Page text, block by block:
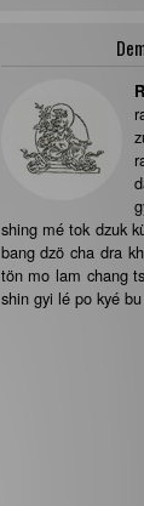
shing mé tok dzuk
bang dzö cha dra
tön mo lam chang
shin gyi lé po kyé